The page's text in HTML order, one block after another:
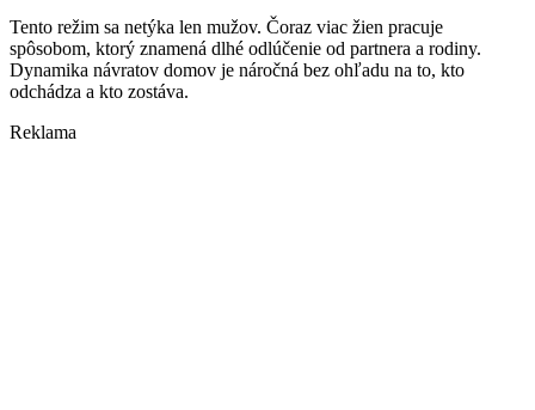
Tento režim sa netýka len mužov. Čoraz viac žien pracuje
spôsobom, ktorý znamená dlhé odlúčenie od partnera a rodiny.
Dynamika návratov domov je náročná bez ohľadu na to, kto
odchádza a kto zostáva.
Reklama